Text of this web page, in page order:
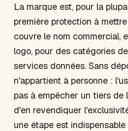
La marque est, pour la
première protection à
couvre le nom commercial,
logo, pour des catégories
services données. Sans
n'appartient à personne :
pas à empêcher un tiers de
d'en revendiquer
une étape est